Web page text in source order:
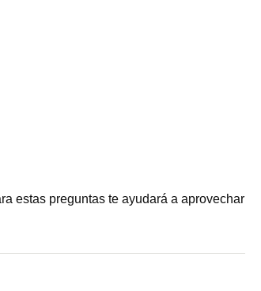
estas preguntas te ayudará a aprovechar